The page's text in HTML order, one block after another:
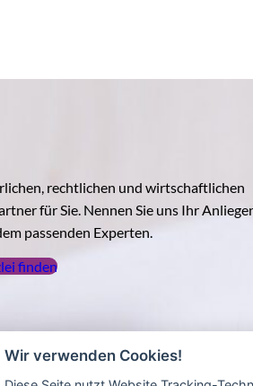
rechtlichen und wirtschaftlichen
für Sie. Nennen Sie uns Ihr
passenden Experten.
finden
Wir verwenden Cookies!